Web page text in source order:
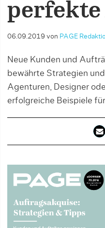
perfekte
06.09.2019 von PAGE
Neue Kunden und
bewährte Strategien
Agenturen, Designer
erfolgreiche Beispiele